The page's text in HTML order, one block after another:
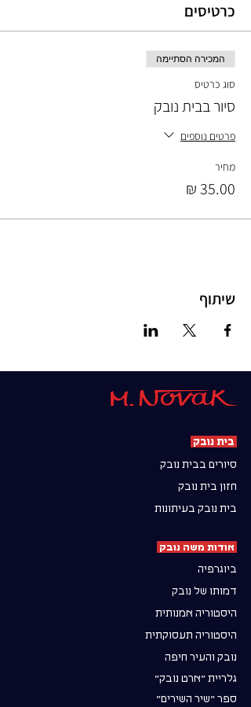
כרטיסים
המכירה הסתיימה
סוג כרטיס
סיור בבית נובק
פרטים נוספים
מחיר
שיתוף
בית נובק
סיורים בבית נובק
חזון בית נובק
בית נובק בעיתונות
אודות משה נובק
ביוגרפיה
דמותו של נובק
היסטוריה אמנותית
היסטוריה תעסוקתית
נובק והעיר חיפה
גלריית ״ארט נובק״
ספר ״שיר השירים״